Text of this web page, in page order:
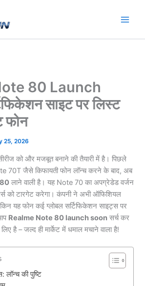
80 Launch
साइट पर लिस्ट
फोन
25, 2026
को और मजबूत बनाने की तैयारी में है। पिछले
70T जैसे किफायती फोन लॉन्च करने के बाद, अब
लाने वाली है। यह Note 70 का अपग्रेडेड वर्जन
को टारगेट करेगा। कंपनी ने अभी ऑफिशियल
यह फोन कई ग्लोबल सर्टिफिकेशन साइट्स पर
Realme Note 80 launch soon सर्च कर
है – जल्द ही मार्केट में धमाल मचाने वाला है!
लॉन्च की पुष्टि